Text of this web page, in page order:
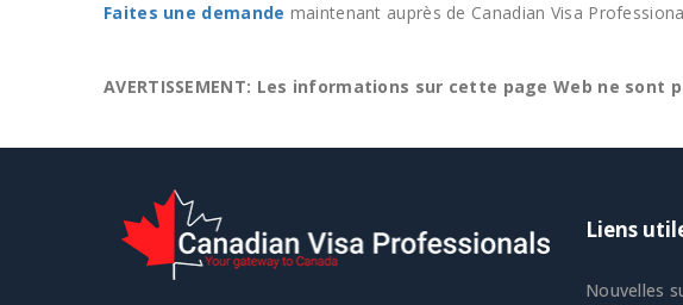
Faites une demande maintenant auprès de Canadian Visa
AVERTISSEMENT: Les informations sur cette page Web ne
Liens
Nouvelles